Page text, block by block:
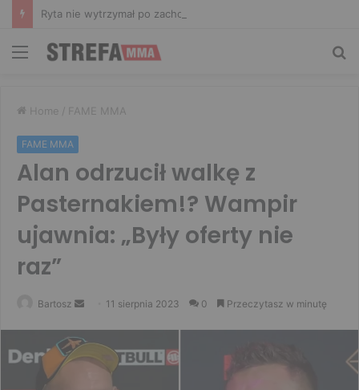
Menu
Home / FAME MMA
FAME MMA
Alan odrzucił walkę z
Pasternakiem!? Wampir
ujawnia: „Były oferty nie
raz”
Bartosz
Send
email
11 sierpnia 2023 0 Przeczytasz w minutę